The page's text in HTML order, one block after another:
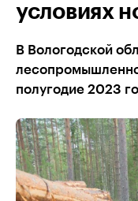
условиях
В Вологодской
полугодие 2023